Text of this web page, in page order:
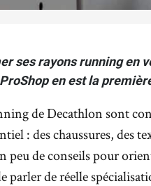
ses rayons running en
en est la
de Decathlon sont
: des chaussures, des
peu de conseils pour
parler de réelle